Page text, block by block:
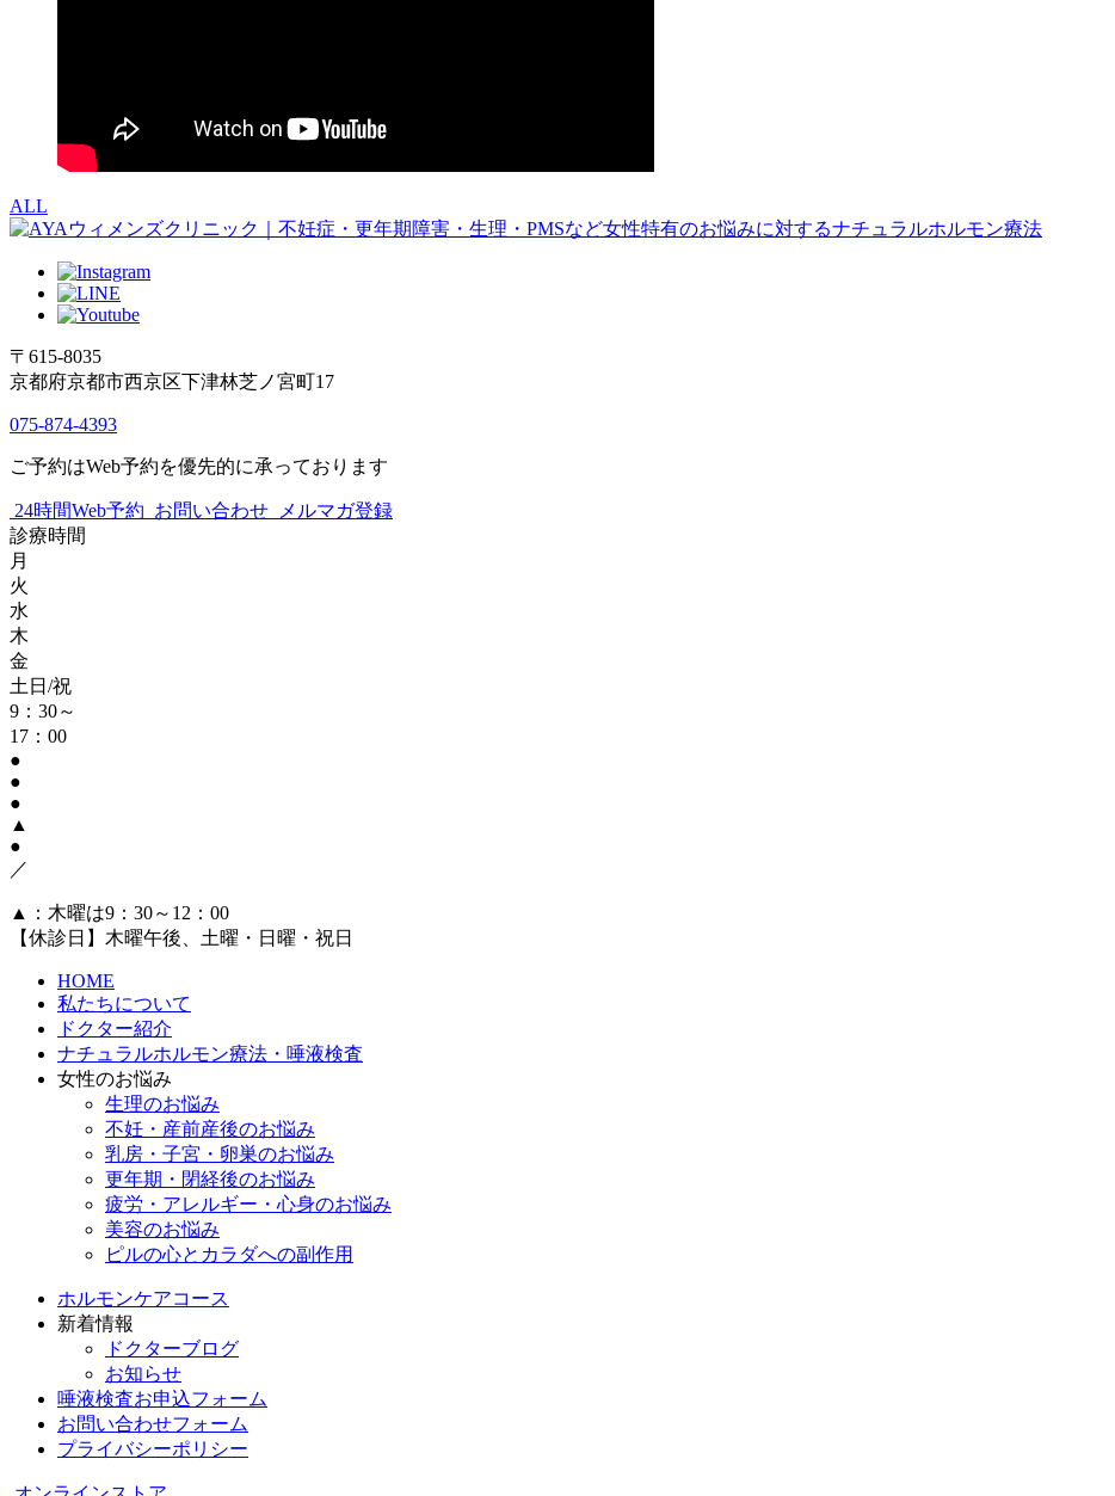
ALL
〒615-8035
京都府京都市西京区下津林芝ノ宮町17
075-874-4393
ご予約はWeb予約を優先的に承っております
24時間Web予約 お問い合わせ
メルマガ登録
診療時間
月
火
水
木
金
土日/祝
9：30～
17：00
●
●
●
▲
●
／
▲：木曜は9：30～12：00
【休診日】木曜午後、土曜・日曜・祝日
HOME
私たちについて
ドクター紹介
ナチュラルホルモン療法・唾液検査
女性のお悩み
生理のお悩み
不妊・産前産後のお悩み
乳房・子宮・卵巣のお悩み
更年期・閉経後のお悩み
疲労・アレルギー・心身のお悩み
美容のお悩み
ピルの心とカラダへの副作用
ホルモンケアコース
新着情報
ドクターブログ
お知らせ
唾液検査お申込フォーム
お問い合わせフォーム
プライバシーポリシー